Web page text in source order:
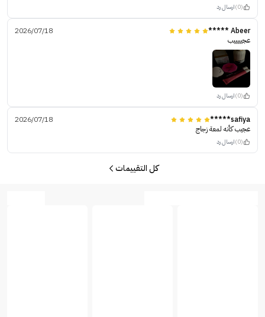
(0) ارسال رد
Abeer *****
2026/07/18
عجيييييب
(0) ارسال رد
safiya*****
2026/07/18
عجيب كأنه لمعة زجاج
(0) ارسال رد
كل التقييمات